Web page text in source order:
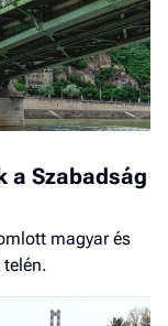
a Szabadság
magyar és